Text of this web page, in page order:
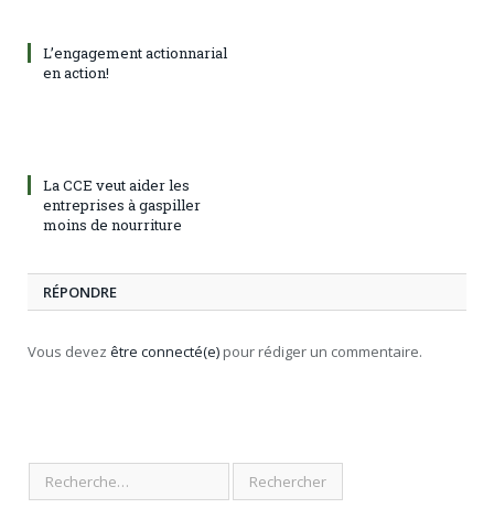
L’engagement actionnarial
en action!
La CCE veut aider les
entreprises à gaspiller
moins de nourriture
RÉPONDRE
Vous devez être connecté(e) pour rédiger un commentaire.